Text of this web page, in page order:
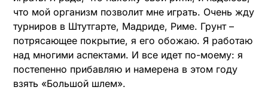
что мой организм позволит мне играть. Очень жду
турниров в Штутгарте, Мадриде, Риме. Грунт –
потрясающее покрытие, я его обожаю. Я работаю
над многими аспектами. И все идет по-моему: я
постепенно прибавляю и намерена в этом году
взять «Большой шлем».